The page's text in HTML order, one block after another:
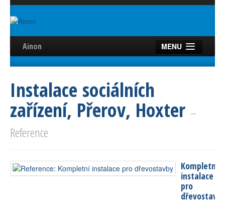
Ainon MENU
Úvod
Služby
Reference
Partneři
Instalace sociálních
zařízení, Přerov, Hoxter –
Reference
Kompletní
instalace
pro
dřevostavby